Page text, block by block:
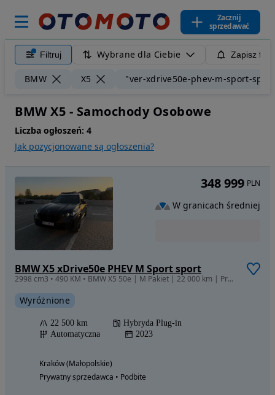
Zacznij
sprzedawać
Filtruj Wybrane dla Ciebie Zapisz
BMW X5 "ver-xdrive50e-phev-m-sport-
BMW X5 - Samochody Osobowe
Liczba ogłoszeń: 4
Jak pozycjonowane są ogłoszenia?
BMW X5 xDrive50e PHEV M Sport sport
2998 cm3 • 490 KM • BMW X5 50e | M Pakiet | 22 000 km | Premium Selection | ASO BMW
Wyróżnione
22 500 km
Hybryda Plug-in
Automatyczna
2023
Kraków (Małopolskie)
Prywatny sprzedawca • Podbite
348 999 PLN
W granicach średniej